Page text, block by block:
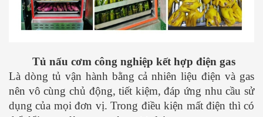
Tủ nấu cơm công nghiệp kết hợp điện gas
Là dòng tủ vận hành bằng cả nhiên liệu điện và gas
nên vô cùng chủ động, tiết kiệm, đáp ứng nhu cầu sử
dụng của mọi đơn vị. Trong điều kiện mất điện thì có